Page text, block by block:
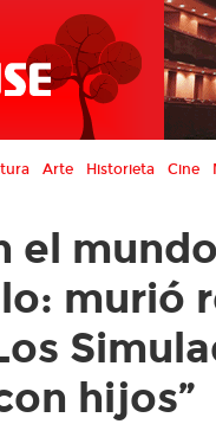
Arte Historieta Cine
el
murió
hijos”